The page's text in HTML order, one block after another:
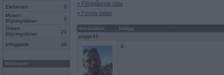
Elefanten
0
Musen
Böjningslistan
0
Grisen
Böjningslistan
21
Inloggade 48
Mobilspel
« Föregående sida
« Första sidan
Användare
Inlägg
pigge43
4